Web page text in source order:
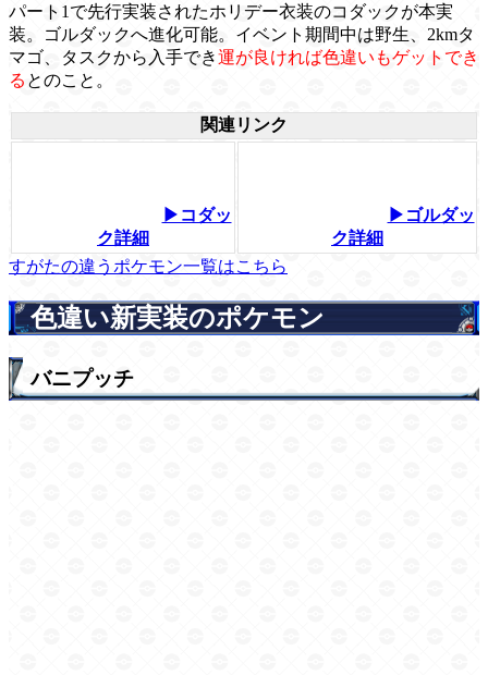
パート1で先行実装されたホリデー衣装のコダックが本実
装。ゴルダックへ進化可能。イベント期間中は野生、2kmタ
マゴ、タスクから入手でき運が良ければ色違いもゲットでき
る とのこと。
関連リンク
▶コダッ
ク詳細
▶ゴルダッ
ク詳細
すがたの違うポケモン一覧はこちら
色違い新実装のポケモン
バニプッチ